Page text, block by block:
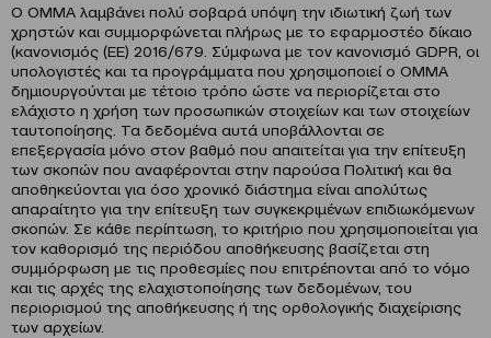
O ΟΜΜΑ λαμβάνει πολύ σοβαρά υπόψη την ιδιωτική ζωή των
χρηστών και συμμορφώνεται πλήρως με το εφαρμοστέο δίκαιο
(κανονισμός (ΕΕ) 2016/679. Σύμφωνα με τον κανονισμό GDPR, οι
υπολογιστές και τα προγράμματα που χρησιμοποιεί ο ΟΜΜΑ
δημιουργούνται με τέτοιο τρόπο ώστε να περιορίζεται στο
ελάχιστο η χρήση των προσωπικών στοιχείων και των στοιχείων
ταυτοποίησης. Τα δεδομένα αυτά υποβάλλονται σε
επεξεργασία μόνο στον βαθμό που απαιτείται για την επίτευξη
των σκοπών που αναφέρονται στην παρούσα Πολιτική και θα
αποθηκεύονται για όσο χρονικό διάστημα είναι απολύτως
απαραίτητο για την επίτευξη των συγκεκριμένων επιδιωκόμενων
σκοπών. Σε κάθε περίπτωση, το κριτήριο που χρησιμοποιείται για
τον καθορισμό της περιόδου αποθήκευσης βασίζεται στη
συμμόρφωση με τις προθεσμίες που επιτρέπονται από το νόμο
και τις αρχές της ελαχιστοποίησης των δεδομένων, του
περιορισμού της αποθήκευσης ή της ορθολογικής διαχείρισης
των αρχείων.